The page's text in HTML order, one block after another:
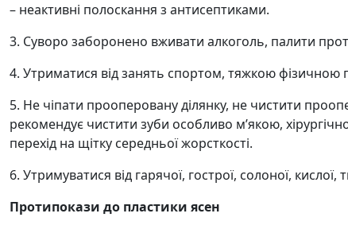
– неактивні полоскання з антисептиками.
3. Суворо заборонено вживати алкоголь, палити
4. Утриматися від занять спортом, тяжкою
5. Не чіпати прооперовану ділянку, не чистити
рекомендує чистити зуби особливо м’якою,
перехід на щітку середньої жорсткості.
6. Утримуватися від гарячої, гострої, солоної,
Протипокази до пластики ясен